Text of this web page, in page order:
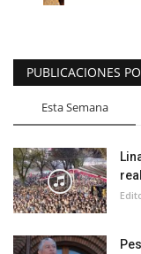
PUBLICACIONES
Esta Semana